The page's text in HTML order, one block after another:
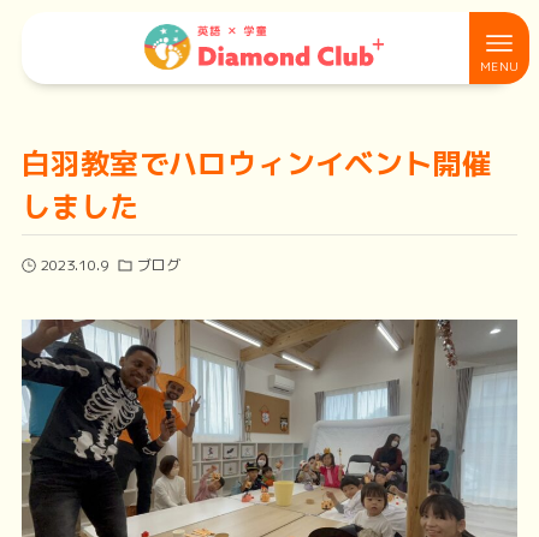
白羽教室でハロウィンイベント開催
しました
2023.10.9 ブログ